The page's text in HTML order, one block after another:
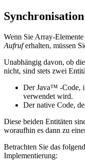
Synchronisation
Wenn Sie Array-
Aufruferhalten, müssen
Unabhängig davon, ob
nicht, sind stets zwei
Der Java™ -Code,
verwendet wird.
Der native Code,
Diese beiden Entitäten
woraufhin es dann zu
Betrachten Sie das
Implementierung: